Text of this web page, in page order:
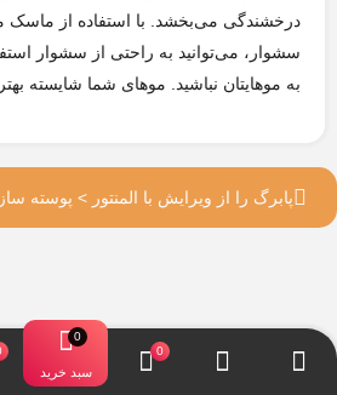
درخشندگی می‌بخشد. با استفاده از
سشوار، می‌توانید به راحتی از سشوار
به موهایتان نباشید. موهای شما شایسته
پابرگ را از ویرایش با المنتور > پوسته
سبد خرید